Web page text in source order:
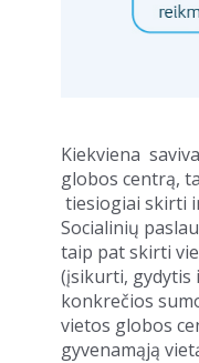
Kiekviena
globos centrą,
tiesiogiai skirti
Socialinių
taip pat skirti
(įsikurti, gydytis
konkrečios
vietos globos
gyvenamąją